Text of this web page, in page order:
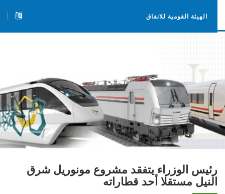
الهيئة القومية للانفاق
رئيس الوزراء يتفقد مشروع مونوريل شرق
النيل مستقلا أحد قطاراته